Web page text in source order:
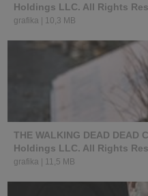
Holdings LLC. All Rights
grafika 10,3 MB
THE WALKING DEAD DEAD
Holdings LLC. All Rights
grafika 11,5 MB